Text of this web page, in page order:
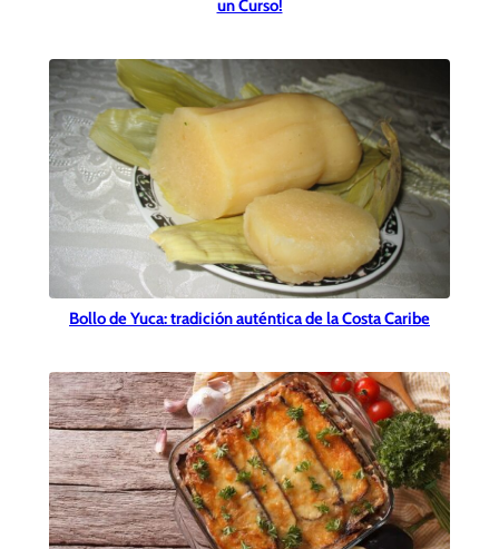
un Curso!
Bollo de Yuca: tradición auténtica de la Costa Caribe